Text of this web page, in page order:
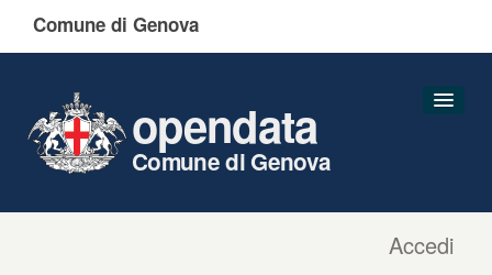
Comune di Genova
Accedi
opendata
Comune di Genova